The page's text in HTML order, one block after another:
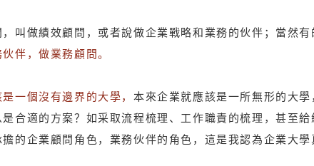
叫做績效顧問，或者說做企業戰略和業務的伙伴；當然
伴，做業務顧問。
一個沒有邊界的大學，本來企業就應該是一所無形的大
合適的方案？如采取流程梳理、工作職責的梳理，甚至
的企業顧問角色，業務伙伴的角色，這是我認為企業大學